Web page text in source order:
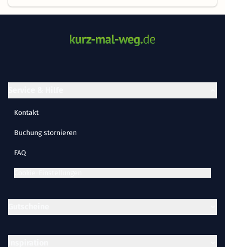
Kontakt
Buchung stornieren
FAQ